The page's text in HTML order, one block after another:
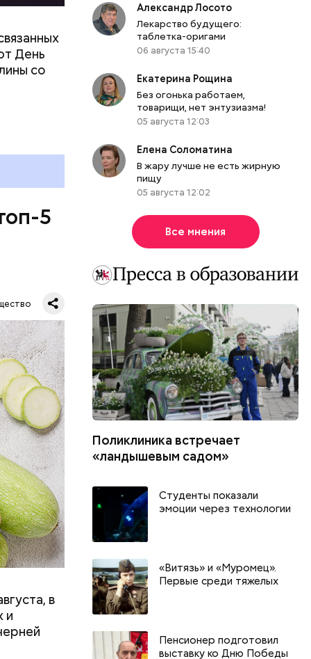
День
со
5
в
и
Александр Лосото
Лекарство будущего:
таблетка-оригами
06 августа 15:40
Екатерина Рощина
Без огонька работаем,
товарищи, нет энтузиазма!
05 августа 12:03
Елена Соломатина
В жару лучше не есть жирную
пищу
05 августа 12:02
Все мнения
Поликлиника встречает
«ландышевым садом»
Студенты показали
эмоции через технологии
«Витязь» и «Муромец».
Первые среди тяжелых
Пенсионер подготовил
выставку ко Дню Победы